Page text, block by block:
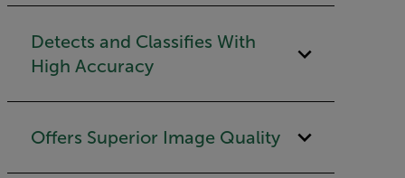
Detects and Classifies With
High Accuracy
Offers Superior Image Quality